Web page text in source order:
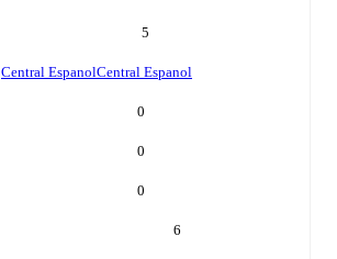
5
Central EspanolCentral Espanol
0
0
0
6